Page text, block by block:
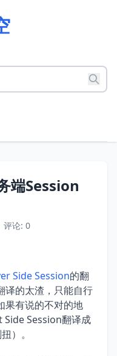
端Session
评论: 0
Side Session的翻
译的太渣，只能自行
果有说的不对的地
Side Session翻译成
）。